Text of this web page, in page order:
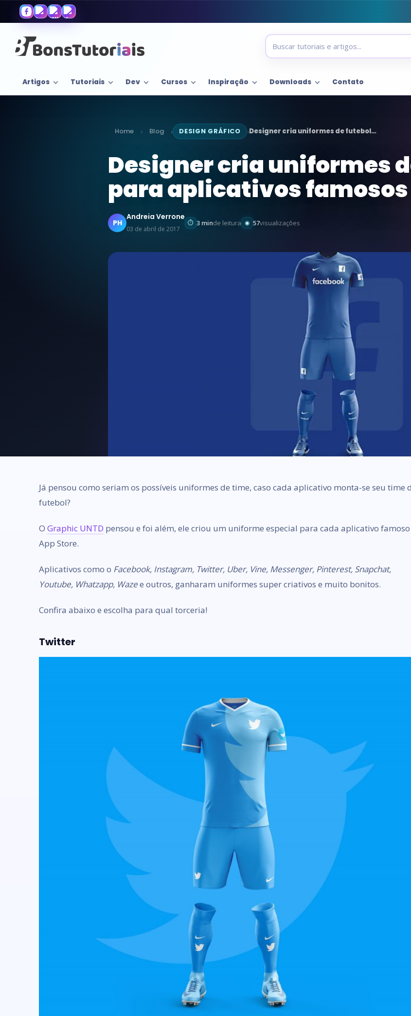
Artigos Tutoriais Dev Cursos Inspiração Downloads Contato
Home › Blog › DESIGN GRÁFICO ›Designer cria uniformes de futebol…
Designer cria uniformes
para aplicativos famosos
PH
Andreia Verrone
03 de abril de 2017
3 minde leitura 57visualizações
Já pensou como seriam os possíveis uniformes de time, caso cada aplicativo monta-se seu time
futebol?
O Graphic UNTD pensou e foi além, ele criou um uniforme especial para cada aplicativo
App Store.
Aplicativos como o Facebook, Instagram, Twitter, Uber, Vine, Messenger, Pinterest, Snapchat,
Youtube, Whatzapp, Wazee outros, ganharam uniformes super criativos e muito bonitos.
Confira abaixo e escolha para qual torceria!
Twitter